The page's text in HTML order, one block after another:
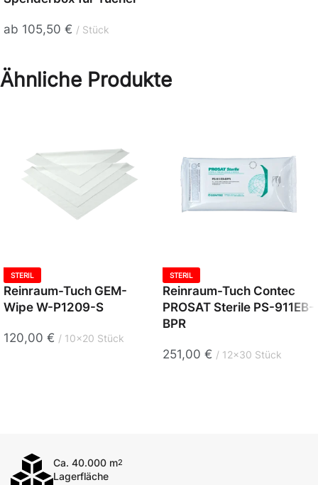
ab 105,50 € Stück
Ähnliche Produkte
STERIL
Reinraum-Tuch GEM-
Wipe W-P1209-S
120,00 € 10x20 Stück
STERIL
Reinraum-Tuch Contec
PROSAT Sterile PS-911EB-
BPR
251,00 € 12x30 Stück
Ca. 40.000 m2
Lagerfläche